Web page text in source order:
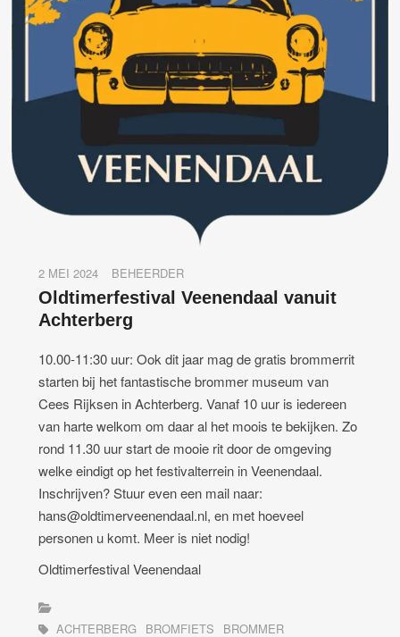
2 MEI 2024 BEHEERDER
Oldtimerfestival Veenendaal vanuit
Achterberg
10.00-11:30 uur: Ook dit jaar mag de gratis brommerrit
starten bij het fantastische brommer museum van
Cees Rijksen in Achterberg. Vanaf 10 uur is iedereen
van harte welkom om daar al het moois te bekijken. Zo
rond 11.30 uur start de mooie rit door de omgeving
welke eindigt op het festivalterrein in Veenendaal.
Inschrijven? Stuur even een mail naar:
hans@oldtimerveenendaal.nl, en met hoeveel
personen u komt. Meer is niet nodig!
Oldtimerfestival Veenendaal
ACHTERBERG BROMFIETS
BROMMER